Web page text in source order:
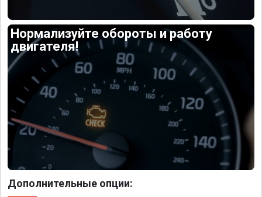
Нормализуйте обороты и работу
двигателя!
Дополнительные опции: